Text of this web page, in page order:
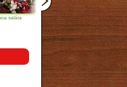
Mandulás kifli
narancs